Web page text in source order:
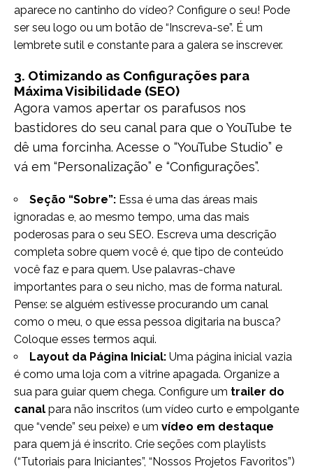
aparece no cantinho do vídeo? Configure o seu! Pode
ser seu logo ou um botão de “Inscreva-se”. É um
lembrete sutil e constante para a galera se inscrever.
3. Otimizando as Configurações para
Máxima Visibilidade (SEO)
Agora vamos apertar os parafusos nos
bastidores do seu canal para que o YouTube te
dê uma forcinha. Acesse o “YouTube Studio” e
vá em “Personalização” e “Configurações”.
Seção “Sobre”: Essa é uma das áreas mais
ignoradas e, ao mesmo tempo, uma das mais
poderosas para o seu SEO. Escreva uma descrição
completa sobre quem você é, que tipo de conteúdo
você faz e para quem. Use palavras-chave
importantes para o seu nicho, mas de forma natural.
Pense: se alguém estivesse procurando um canal
como o meu, o que essa pessoa digitaria na busca?
Coloque esses termos aqui.
Layout da Página Inicial: Uma página inicial vazia
é como uma loja com a vitrine apagada. Organize a
sua para guiar quem chega. Configure um trailer do
canal para não inscritos (um vídeo curto e empolgante
que “vende” seu peixe) e um vídeo em destaque
para quem já é inscrito. Crie seções com playlists
(“Tutoriais para Iniciantes”, “Nossos Projetos Favoritos”)